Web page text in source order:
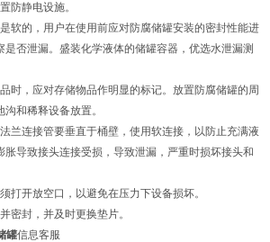
防静电设施。
软的，用户在使用前应对防腐储罐安装的密封性能进
否泄漏。盛装化学液体的储罐容器，优选水泄漏测
时，应对存储物品作明显的标记。放置防腐储罐的周
和稀释设备放置。
兰连接管要垂直于桶壁，使用软连接，以防止充满液
胀导致接头连接受损，导致泄漏，严重时损坏接头和
打开放空口，以避免在压力下设备损坏。
密封，并及时更换垫片。
罐信息客服